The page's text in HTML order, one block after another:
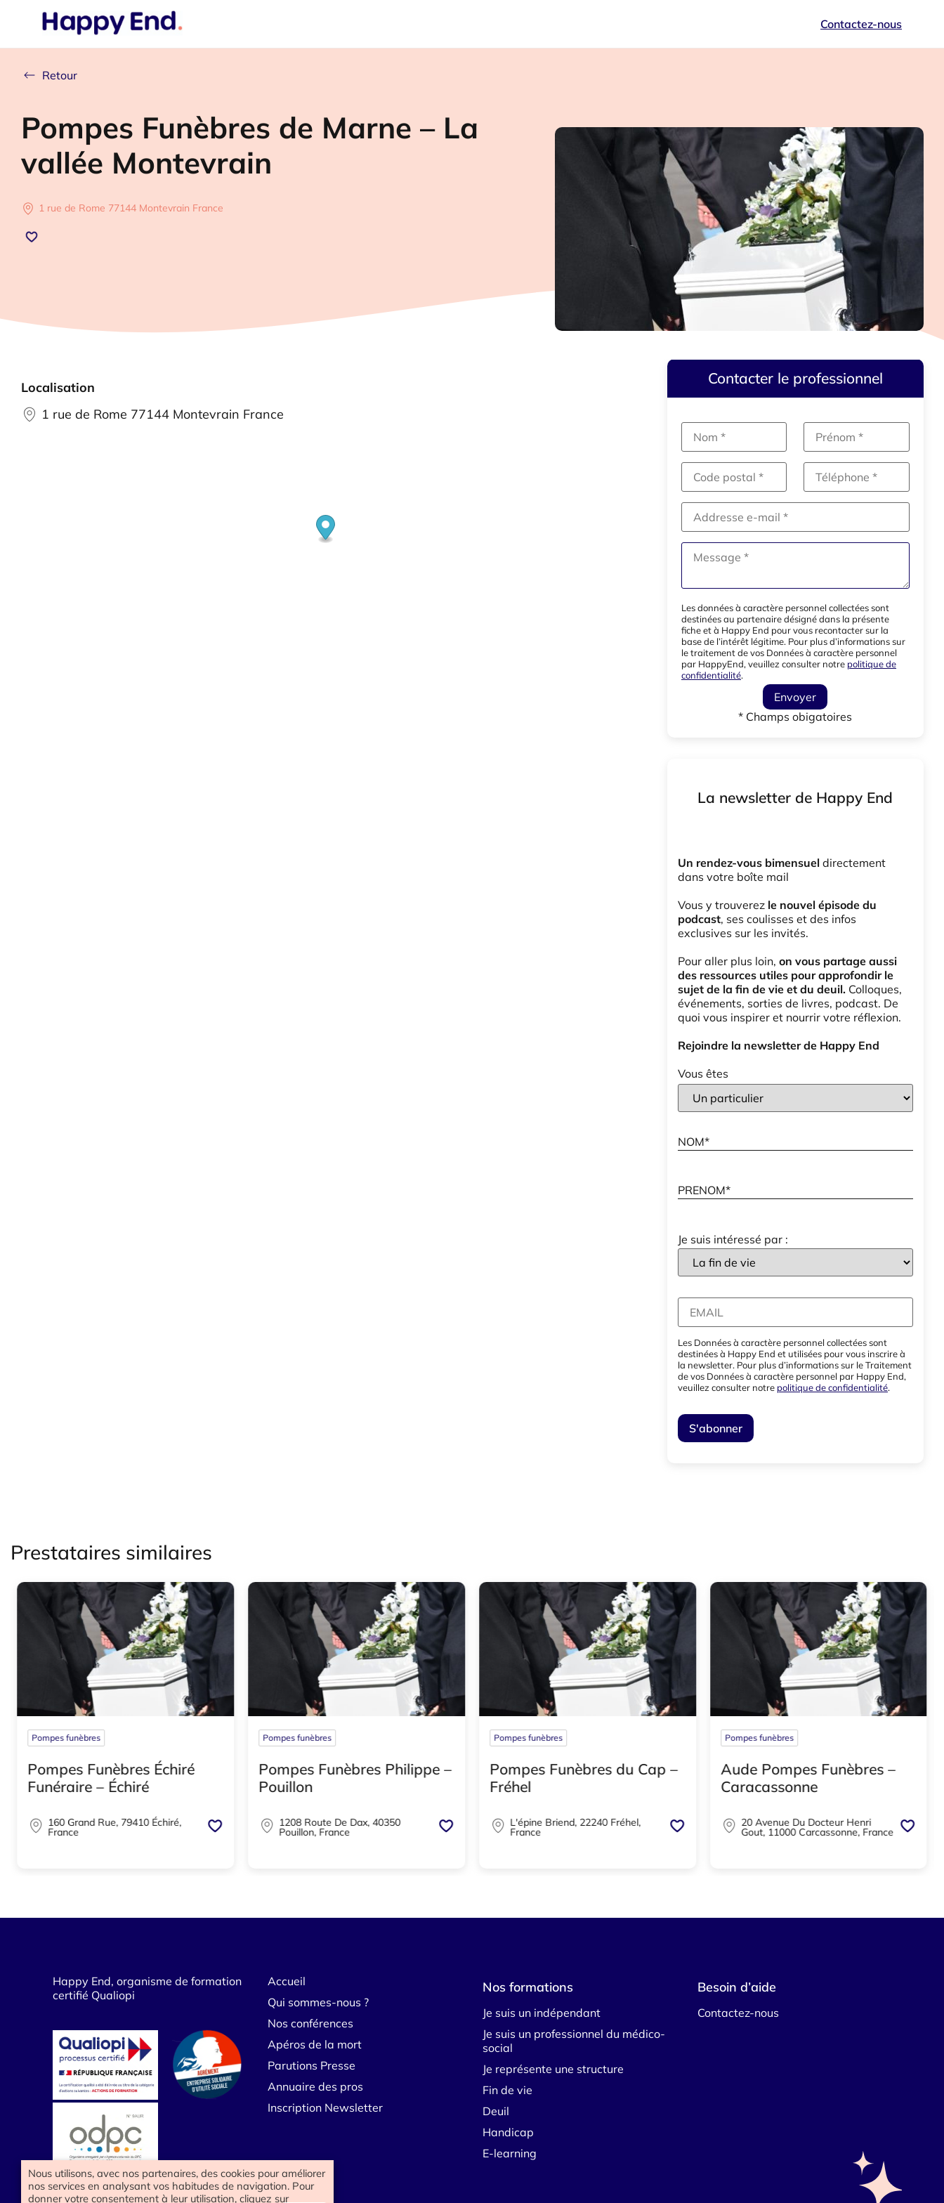
Contactez-nous
Retour
Pompes Funèbres de Marne – La
vallée Montevrain
1 rue de Rome 77144 Montevrain France
Localisation
1 rue de Rome 77144 Montevrain France
Contacter le professionnel
Les données à caractère personnel collectées sont
destinées au partenaire désigné dans la présente
fiche et à Happy End pour vous recontacter sur la
base de l’intérêt légitime. Pour plus d’informations sur
le traitement de vos Données à caractère personnel
par HappyEnd, veuillez consulter notre politique de
confidentialité.
Envoyer
* Champs obigatoires
La newsletter de Happy End
Un rendez-vous bimensuel directement
dans votre boîte mail
Vous y trouverez le nouvel épisode du
podcast, ses coulisses et des infos
exclusives sur les invités.
Pour aller plus loin, on vous partage aussi
des ressources utiles pour approfondir le
sujet de la fin de vie et du deuil. Colloques,
événements, sorties de livres, podcast. De
quoi vous inspirer et nourrir votre réflexion.
Rejoindre la newsletter de Happy End
Vous êtes
Je suis intéressé par :
Les Données à caractère personnel collectées sont
destinées à Happy End et utilisées pour vous inscrire à
la newsletter. Pour plus d’informations sur le Traitement
de vos Données à caractère personnel par Happy End,
veuillez consulter notre politique de confidentialité.
Prestataires similaires
Pompes funèbres
Pompes Funèbres Échiré
Funéraire – Échiré
160 Grand Rue, 79410 Échiré,
France
Pompes funèbres
Pompes Funèbres Philippe –
Pouillon
1208 Route De Dax, 40350
Pouillon, France
Pompes funèbres
Pompes Funèbres du Cap –
Fréhel
L'épine Briend, 22240 Fréhel,
France
Pompes funèbres
Aude Pompes Funèbres –
Caracassonne
20 Avenue Du Docteur Henri
Gout, 11000 Carcassonne, France
Happy End, organisme de formation
certifié Qualiopi
Accueil
Qui sommes-nous ?
Nos conférences
Apéros de la mort
Parutions Presse
Annuaire des pros
Inscription Newsletter
Nos formations
Je suis un indépendant
Je suis un professionnel du médico-
social
Je représente une structure
Fin de vie
Deuil
Handicap
E-learning
Besoin d’aide
Contactez-nous
Nous utilisons, avec nos partenaires, des cookies pour améliorer
nos services en analysant vos habitudes de navigation. Pour
donner votre consentement à leur utilisation, cliquez sur